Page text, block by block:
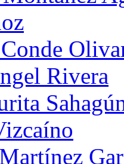
Rivera